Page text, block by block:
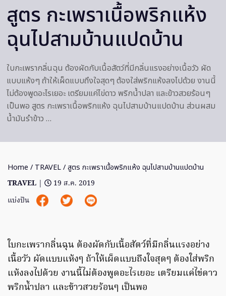
สูตร กะเพราเนื้อพริกแห้ง
ฉุนไปสามบ้านแปดบ้าน
ใบกะเพรากลิ่นฉุน ต้องผัดกับเนื้อสัตว์ที่มีกลิ่นแรงอย่างเนื้อวัว ผัด
แบบแห้งๆ ถ้าให้เผ็ดแบบถึงใจสุดๆ ต้องใส่พริกแห้งลงไปด้วย งานนี้
ไม่ต้องพูดอะไรเยอะ เตรียมแค่ไข่ดาว พริกน้ำปลา และข้าวสวยร้อนๆ
เป็นพอ สูตร กะเพราเนื้อพริกแห้ง ฉุนไปสามบ้านแปดบ้าน ส่วนผสม
น้ำมันรำข้าว …
Home / TRAVEL/ สูตร กะเพราเนื้อพริกแห้ง ฉุนไปสามบ้านแปดบ้าน
TRAVEL |
19 ส.ค. 2019
แบ่งปัน
ใบกะเพรากลิ่นฉุน ต้องผัดกับเนื้อสัตว์ที่มีกลิ่นแรงอย่าง
เนื้อวัว ผัดแบบแห้งๆ ถ้าให้เผ็ดแบบถึงใจสุดๆ ต้องใส่พริก
แห้งลงไปด้วย งานนี้ไม่ต้องพูดอะไรเยอะ เตรียมแค่ไข่ดาว
พริกน้ำปลา และข้าวสวยร้อนๆ เป็นพอ